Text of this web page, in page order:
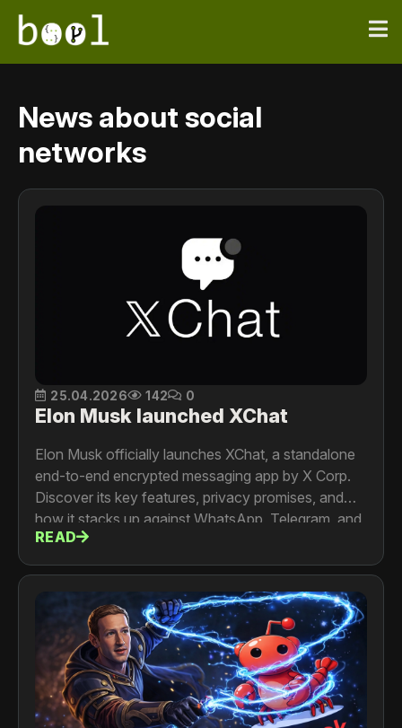
News about social
networks
25.04.2026 142 0
Elon Musk launched XChat
Elon Musk officially launches XChat, a standalone
end-to-end encrypted messaging app by X Corp.
Discover its key features, privacy promises, and
how it stacks up against WhatsApp, Telegram, and
Signal.
READ